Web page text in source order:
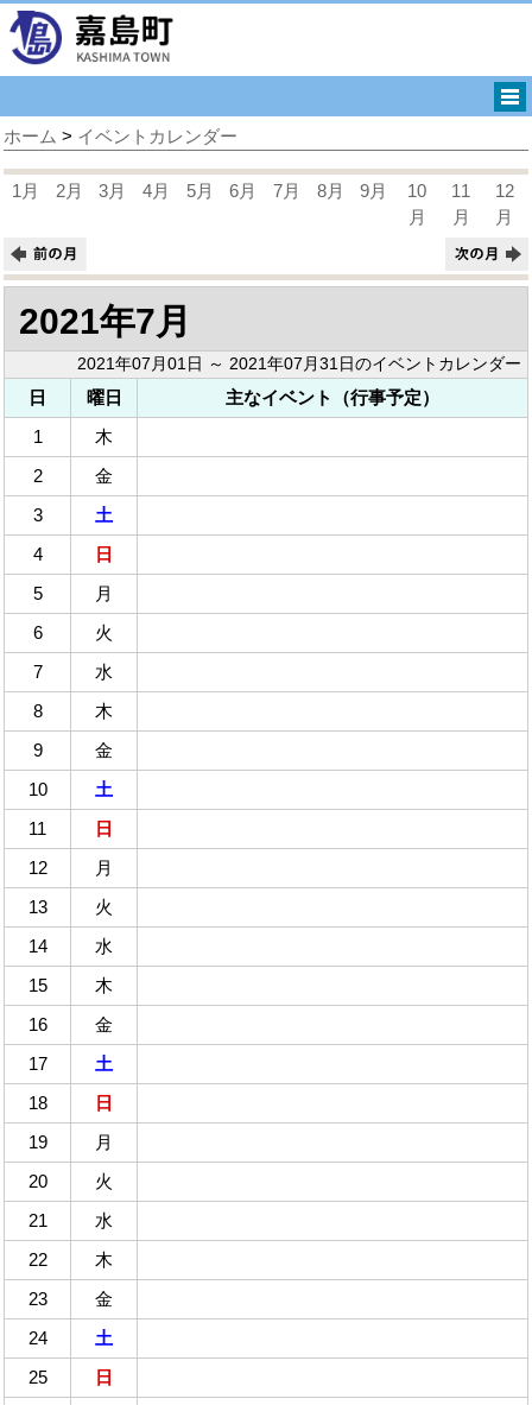
ホーム > イベントカレンダー
1月 2月 3月 4月 5月 6月 7月 8月 9月
10
月
11
月
12
月
2021年7月
2021年07月01日 ～ 2021年07月31日のイベントカレンダー
日 曜日
主なイベント（行事予定）
1
木
2
金
3
土
4
日
5
月
6
火
7
水
8
木
9
金
10
土
11
日
12
月
13
火
14
水
15
木
16
金
17
土
18
日
19
月
20
火
21
水
22
木
23
金
24
土
25
日